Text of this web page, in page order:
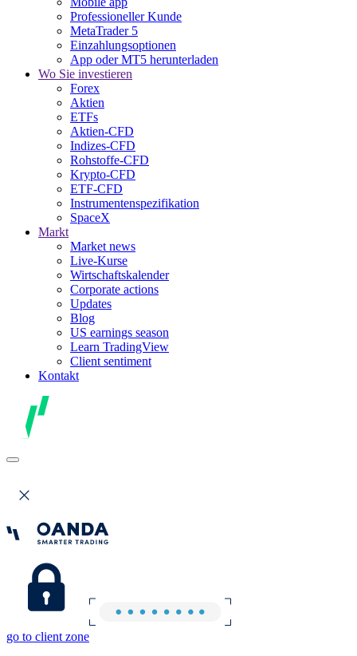
Professioneller Kunde
MetaTrader 5
Einzahlungsoptionen
App oder MT5 herunterladen
Wo Sie investieren
Forex
Aktien
ETFs
Aktien-CFD
Indizes-CFD
Rohstoffe-CFD
Krypto-CFD
ETF-CFD
Instrumentenspezifikation
SpaceX
Markt
Market news
Live-Kurse
Wirtschaftskalender
Corporate actions
Updates
Blog
US earnings season
Learn TradingView
Client sentiment
Kontakt
go to client zone